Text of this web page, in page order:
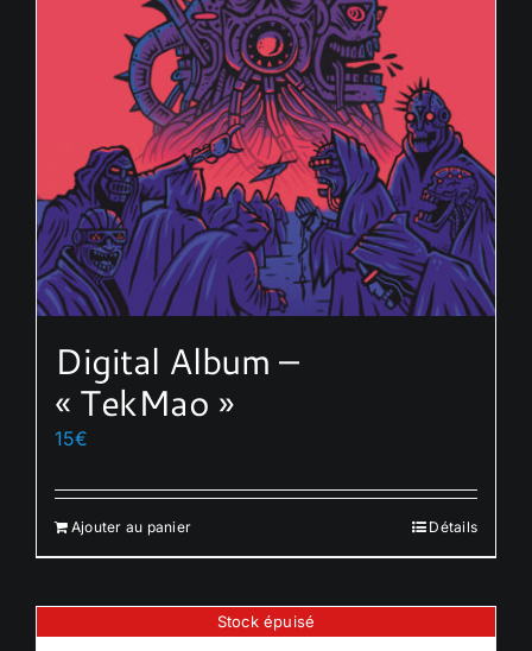
Digital Album –
« TekMao »
15€
Ajouter au panier Détails
Stock épuisé